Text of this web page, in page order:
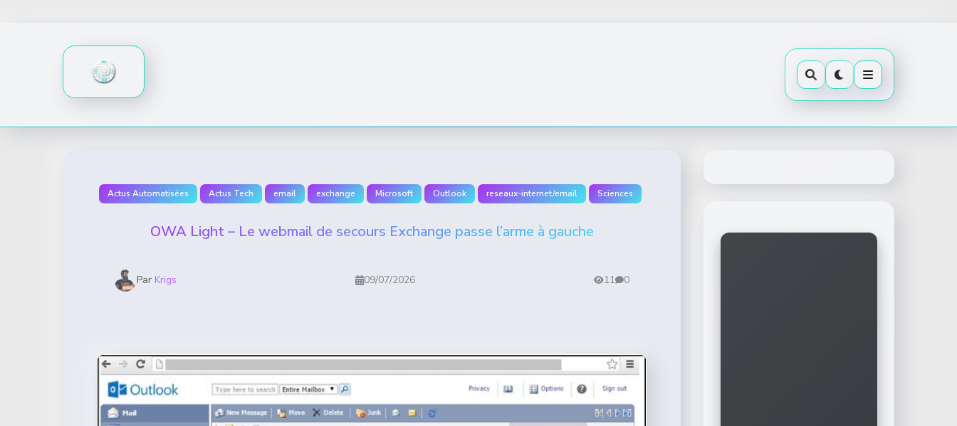
Actus Automatisées Actus Tech email exchange Microsoft Outlook reseaux-internet/email Sciences
OWA Light – Le webmail de secours Exchange passe l’arme à gauche
Par Krigs 09/07/2026 11 0